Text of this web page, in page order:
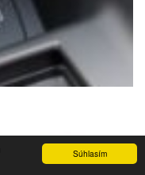
Súhlasím